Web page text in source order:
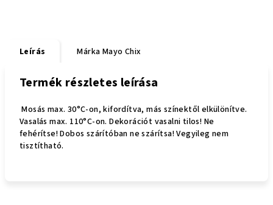
Leírás Márka Mayo Chix
Termék részletes leírása
Mosás max. 30°C-on, kifordítva, más színektől elkülönítve.
Vasalás max. 110°C-on. Dekorációt vasalni tilos! Ne
fehérítse! Dobos szárítóban ne szárítsa! Vegyileg nem
tisztítható.